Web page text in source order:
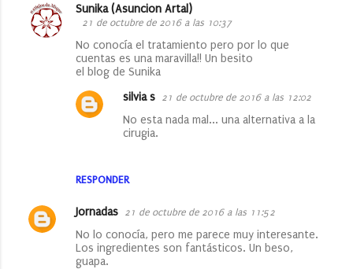
C
o
Sunika (Asuncion Artal)
21 de octubre de 2016 a las 10:37
No conocía el tratamiento pero por lo que
cuentas es una maravilla!! Un besito
el blog de Sunika
RESPONDER
silvia s 21 de octubre de 2016 a las 12:02
No esta nada mal... una alternativa a la
cirugia.
Jornadas 21 de octubre de 2016 a las 11:52
No lo conocía, pero me parece muy interesante.
Los ingredientes son fantásticos. Un beso,
guapa.